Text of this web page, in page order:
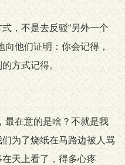
，不是去反驳“另外一个
向他们证明：你会记得，
方式记得。
最在意的是啥？不就是我
为了烧纸在马路边被人骂
天上看了，得多心疼